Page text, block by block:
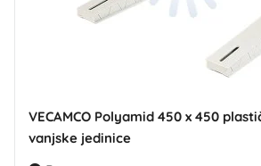
VECAMCO Polyamid 450 x 450
vanjske jedinice